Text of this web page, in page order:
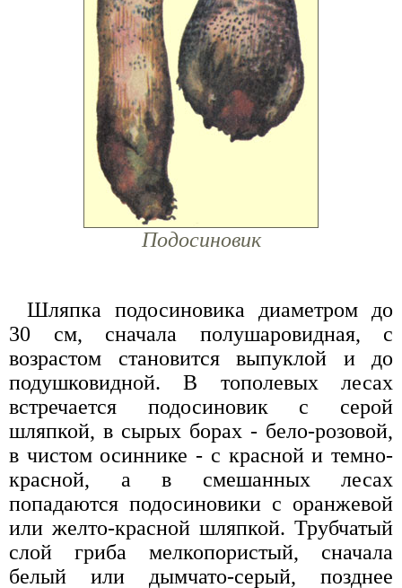
Подосиновик
Шляпка подосиновика диаметром до
30 см, сначала полушаровидная, с
возрастом становится выпуклой и до
подушковидной. В тополевых лесах
встречается подосиновик с серой
шляпкой, в сырых борах - бело-розовой,
в чистом осиннике - с красной и темно-
красной, а в смешанных лесах
попадаются подосиновики с оранжевой
или желто-красной шляпкой. Трубчатый
слой гриба мелкопористый, сначала
белый или дымчато-серый, позднее